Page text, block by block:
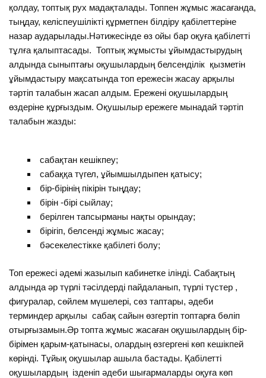
қолдау, топтық рух мадақталады. Топпен жұмыс жасағанда,
тыңдау, келіспеушілікті құрметпен білдіру қабілеттеріне
назар аударылады.Нәтижесінде өз ойы бар оқуға қабілетті
тұлға қалыптасады. Топтық жұмысты ұйымдастырудың
алдында сыныптағы оқушылардың белсенділік қызметін
ұйымдастыру мақсатында топ ережесін жасау арқылы
тәртіп талабын жасап алдым. Ережені оқушылардың
өздеріне құрғыздым. Оқушылыр ережеге мынадай тәртіп
талабын жазды:
сабақтан кешікпеу;
сабаққа түгел, ұйымшылдыпен қатысу;
бір-бірінің пікірін тыңдау;
бірін -бірі сыйлау;
берілген тапсырманы нақты орындау;
бірігіп, белсенді жұмыс жасау;
бәсекелестікке қабілеті болу;
Топ ережесі әдемі жазылып кабинетке ілінді. Сабақтың
алдында әр түрлі тәсілдерді пайдаланып, түрлі түстер ,
фигуралар, сөйлем мүшелері, сөз таптары, әдеби
терминдер арқылы сабақ сайын өзгертіп топтарға бөліп
отырғызамын.Әр топта жұмыс жасаған оқушылардың бір-
бірімен қарым-қатынасы, олардың өзгергені көп кешікпей
көрінді. Тұйық оқушылар ашыла бастады. Қабілетті
оқушылардың ізденіп әдеби шығармаларды оқуға көп